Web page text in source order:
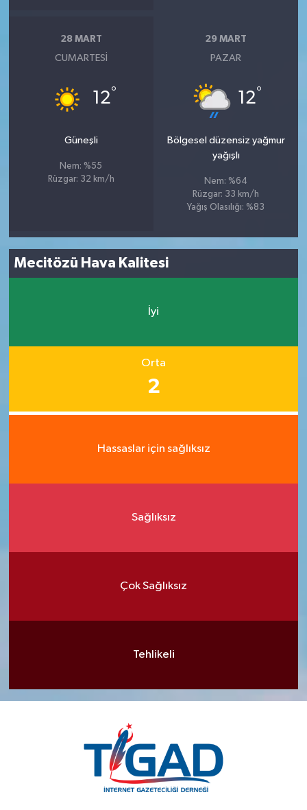
28 MART
CUMARTESI
12°
Güneşli
Nem: %55
Rüzgar: 32 km/h
29 MART
PAZAR
12°
Bölgesel düzensiz yağmur
yağışlı
Nem: %64
Rüzgar: 33 km/h
Yağış Olasılığı: %83
Mecitözü Hava Kalitesi
İyi
Orta
2
Hassaslar için sağlıksız
Sağlıksız
Çok Sağlıksız
Tehlikeli